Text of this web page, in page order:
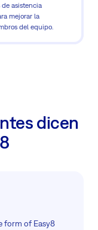
asistencia
mejorar la
del equipo.
dicen
form of Easy8